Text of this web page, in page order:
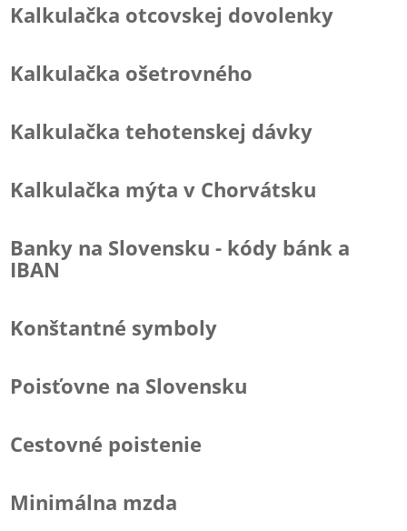
Kalkulačka otcovskej dovolenky
Kalkulačka ošetrovného
Kalkulačka tehotenskej dávky
Kalkulačka mýta v Chorvátsku
Banky na Slovensku - kódy bánk a
IBAN
Konštantné symboly
Poisťovne na Slovensku
Cestovné poistenie
Minimálna mzda